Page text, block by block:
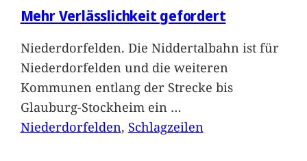
Mehr Verlässlichkeit gefordert
Niederdorfelden. Die Niddertalbahn ist für
Niederdorfelden und die weiteren
Kommunen entlang der Strecke bis
Glauburg-Stockheim ein …
Niederdorfelden, Schlagzeilen